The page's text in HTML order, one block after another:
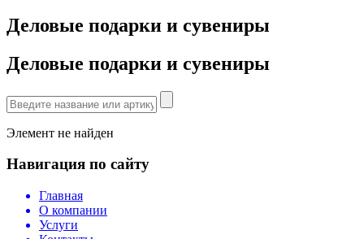
Деловые подарки и сувениры
Деловые подарки и сувениры
Элемент не найден
Навигация по сайту
Главная
О компании
Услуги